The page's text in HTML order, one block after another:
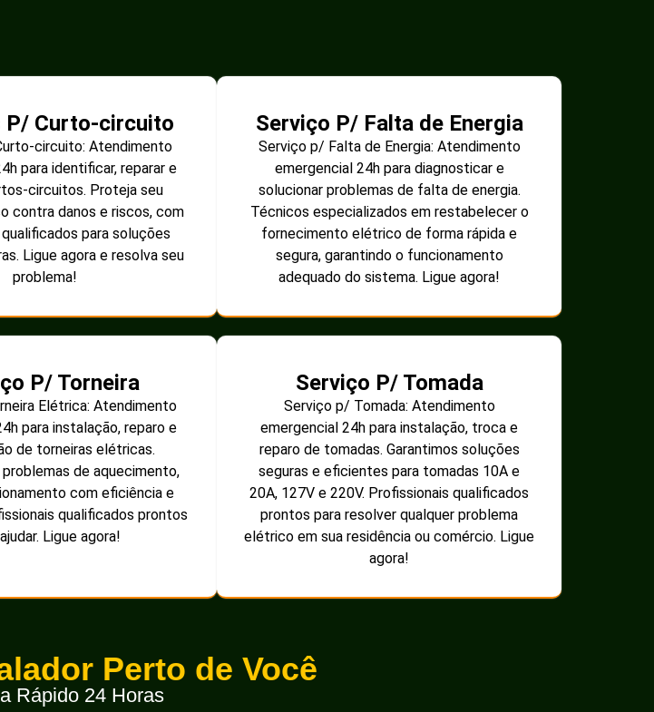
P/ Curto-circuito
circuito: Atendimento
para identificar, reparar e
circuitos. Proteja seu
contra danos e riscos, com
para soluções
Ligue agora e resolva seu
problema!
Serviço P/ Falta de Energia
Serviço p/ Falta de Energia: Atendimento
emergencial 24h para diagnosticar e
solucionar problemas de falta de energia.
Técnicos especializados em restabelecer o
fornecimento elétrico de forma rápida e
segura, garantindo o funcionamento
adequado do sistema. Ligue agora!
P/ Torneira
Elétrica: Atendimento
para instalação, reparo e
de torneiras elétricas.
de aquecimento,
com eficiência e
qualificados prontos
Ligue agora!
Serviço P/ Tomada
Serviço p/ Tomada: Atendimento
emergencial 24h para instalação, troca e
reparo de tomadas. Garantimos soluções
seguras e eficientes para tomadas 10A e
20A, 127V e 220V. Profissionais qualificados
prontos para resolver qualquer problema
elétrico em sua residência ou comércio. Ligue
agora!
Perto de Você
Rápido 24 Horas